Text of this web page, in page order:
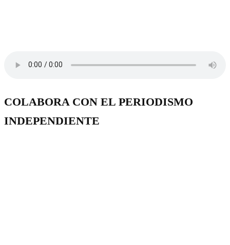
COLABORA CON EL PERIODISMO
INDEPENDIENTE